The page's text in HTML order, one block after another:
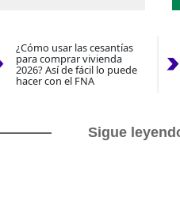
¿Cómo usar las cesantías
para comprar vivienda
2026? Así de fácil lo puede
hacer con el FNA
Sigue